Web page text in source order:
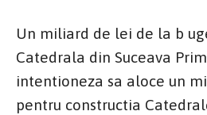
Un miliard de lei de la b
Catedrala din Suceava
intentioneza sa aloce un
pentru constructia